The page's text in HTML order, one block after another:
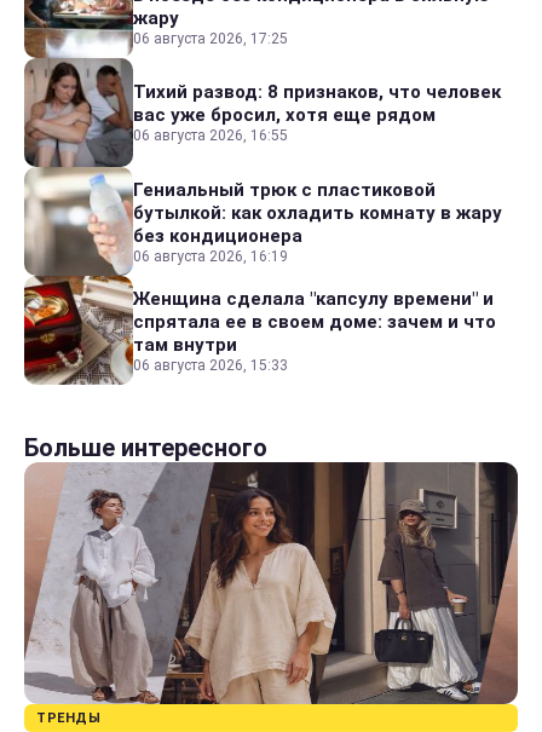
жару
06 августа 2026, 17:25
Тихий развод: 8 признаков, что человек
вас уже бросил, хотя еще рядом
06 августа 2026, 16:55
Гениальный трюк с пластиковой
бутылкой: как охладить комнату в жару
без кондиционера
06 августа 2026, 16:19
Женщина сделала "капсулу времени" и
спрятала ее в своем доме: зачем и что
там внутри
06 августа 2026, 15:33
Больше интересного
ТРЕНДЫ